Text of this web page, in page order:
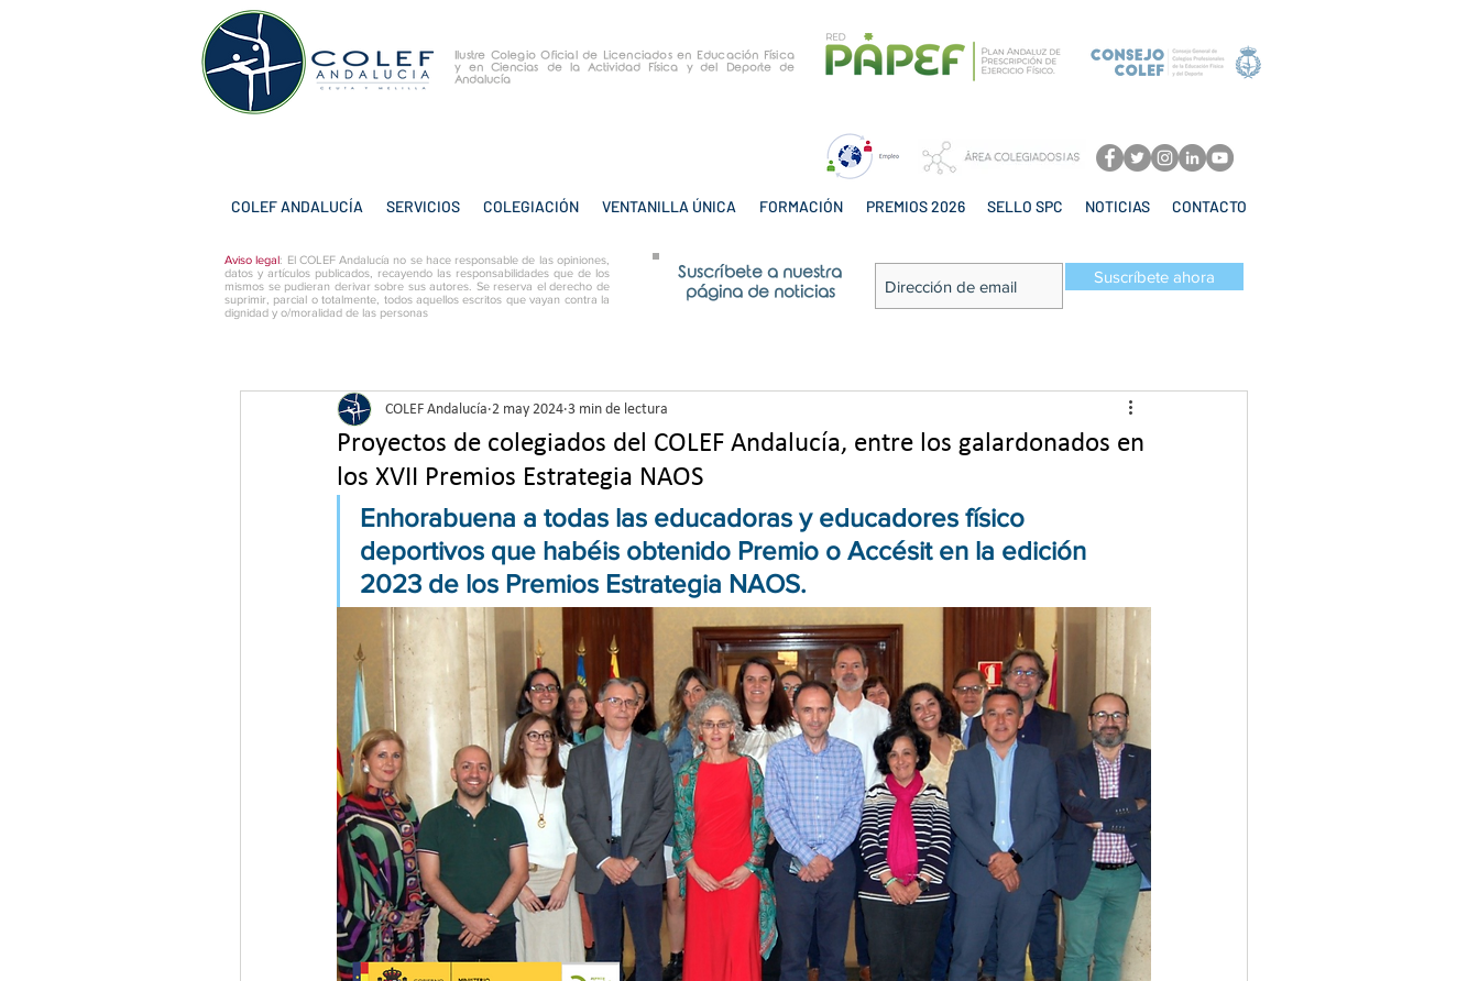
Ilustre Colegio Oficial de Licenciados en Educación Física
y en Ciencias de la Actividad Física y del Deporte de
Andalucía
COLEF ANDALUCÍA SERVICIOS COLEGIACIÓN VENTANILLA ÚNICA FORMACIÓN PREMIOS 2026 SELLO SPC NOTICIAS CONTACTO
Aviso legal: El COLEF Andalucía no se hace responsable de las opiniones,
datos y artículos publicados, recayendo las responsabilidades que de los
mismos se pudieran derivar sobre sus autores. Se reserva el derecho de
suprimir, parcial o totalmente, todos aquellos escritos que vayan contra la
dignidad y o/moralidad de las personas
Suscríbete a nuestra
página de noticias
Suscríbete ahora
Proyectos de colegiados del COLEF Andalucía, entre los galardonados en
los XVII Premios Estrategia NAOS
COLEF Andalucía 2 may 2024 3 min de lectura
Enhorabuena a todas las educadoras y educadores físico
deportivos que habéis obtenido Premio o Accésit en la edición
2023 de los Premios Estrategia NAOS.